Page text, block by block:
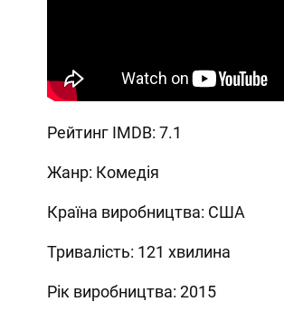
Рейтинг IMDB: 7.1
Жанр: Комедія
Країна виробництва: США
Тривалість: 121 хвилина
Рік виробництва: 2015